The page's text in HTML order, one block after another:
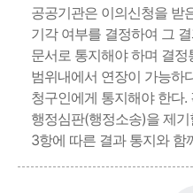
공공기관은 이의신청을 받
기각 여부를 결정하여 그
문서로 통지해야 하며 결정
범위내에서 연장이 가능하
청구인에게 통지해야 한다
행정심판(행정소송)을 제
3항에 따른 결과 통지와 함